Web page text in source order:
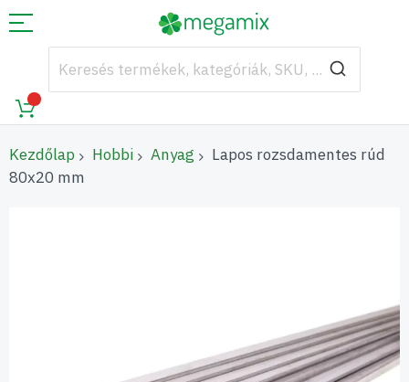
Kezdőlap Hobbi Anyag
Lapos rozsdamentes rúd
80x20 mm